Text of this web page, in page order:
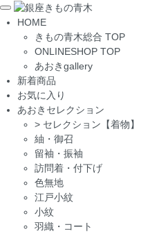
Toggle
navigation
HOME
きもの青木総合 TOP
ONLINESHOP TOP
あおきgallery
新着商品
お気に入り
あおきセレクション
> セレクション【着物】
紬・御召
留袖・振袖
訪問着・付下げ
色無地
江戸小紋
小紋
羽織・コート